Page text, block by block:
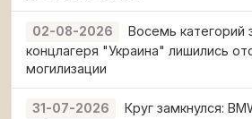
02-08-2026
Восемь категорий
концлагеря "Украина" лишились
могилизации
31-07-2026
Круг замкнулся: